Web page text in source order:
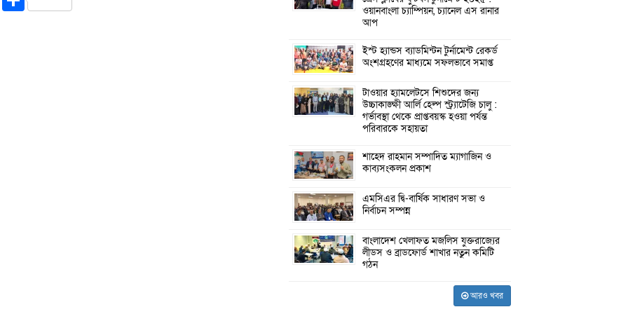
ওয়ানবাংলা চ্যাম্পিয়ন, চ্যানেল এস রানার
আপ
ইস্ট হ্যান্ডস ব্যাডমিন্টন টুর্নামেন্ট রেকর্ড
অংশগ্রহণের মাধ্যমে সফলভাবে সমাপ্ত
টাওয়ার হ্যামলেটসে শিশুদের জন্য
উচ্চাকাঙ্ক্ষী আর্লি হেল্প স্ট্র্যাটেজি চালু :
গর্ভাবস্থা থেকে প্রাপ্তবয়স্ক হওয়া পর্যন্ত
পরিবারকে সহায়তা
শাহেদ রাহমান সম্পাদিত ম্যাগাজিন ও
কাব্যসংকলন প্রকাশ
এমসিএর দ্বি-বার্ষিক সাধারণ সভা ও
নির্বাচন সম্পন্ন
বাংলাদেশ খেলাফত মজলিস যুক্তরাজ্যের
লীডস ও ব্রাডফোর্ড শাখার নতুন কমিটি
গঠন
আরও খবর